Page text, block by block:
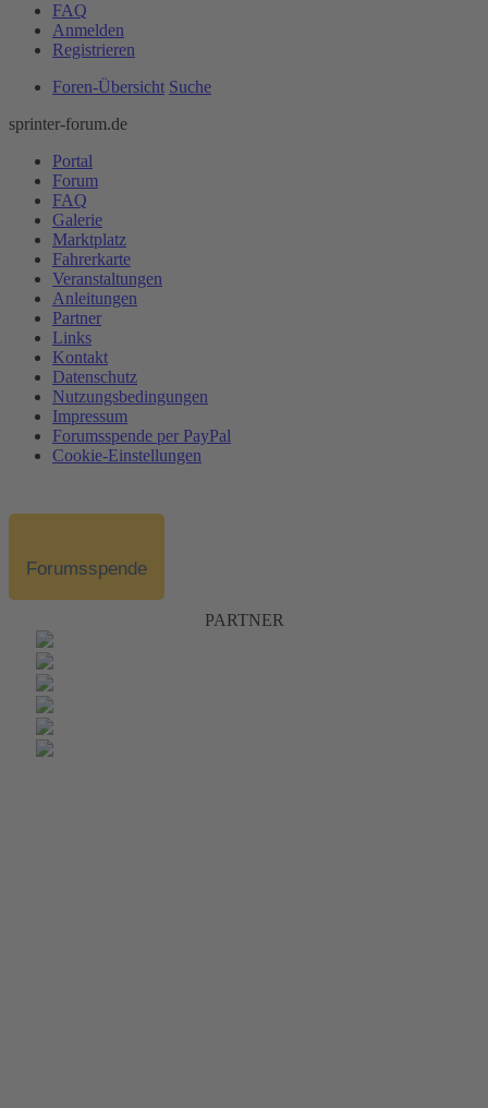
FAQ
Anmelden
Registrieren
Foren-Übersicht Suche
sprinter-forum.de
Portal
Forum
FAQ
Galerie
Marktplatz
Fahrerkarte
Veranstaltungen
Anleitungen
Partner
Links
Kontakt
Datenschutz
Nutzungsbedingungen
Impressum
Forumsspende per PayPal
Cookie-Einstellungen
Forumsspende
PARTNER